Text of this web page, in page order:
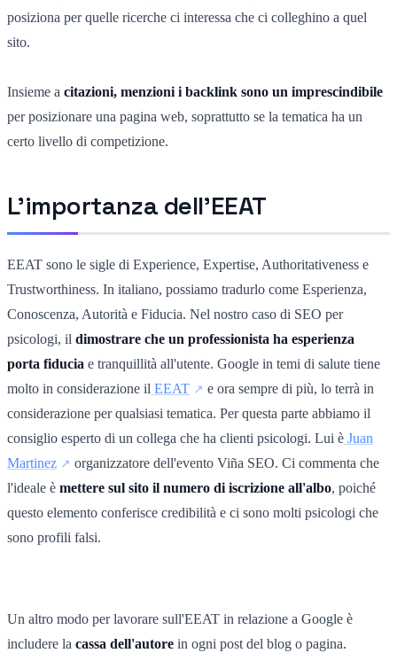
posiziona per quelle ricerche ci interessa che ci colleghino a quel
sito.
Insieme a citazioni, menzioni i backlink sono un imprescindibile
per posizionare una pagina web, soprattutto se la tematica ha un
certo livello di competizione.
L'importanza dell'EEAT
EEAT sono le sigle di Experience, Expertise, Authoritativeness e
Trustworthiness. In italiano, possiamo tradurlo come Esperienza,
Conoscenza, Autorità e Fiducia. Nel nostro caso di SEO per
psicologi, il dimostrare che un professionista ha esperienza
porta fiducia e tranquillità all'utente. Google in temi di salute tiene
molto in considerazione il EEAT
e ora sempre di più, lo terrà in
considerazione per qualsiasi tematica. Per questa parte abbiamo il
consiglio esperto di un collega che ha clienti psicologi. Lui è Juan
Martinez
organizzatore dell'evento Viña SEO. Ci commenta che
l'ideale è mettere sul sito il numero di iscrizione all'albo, poiché
questo elemento conferisce credibilità e ci sono molti psicologi che
sono profili falsi.
Un altro modo per lavorare sull'EEAT in relazione a Google è
includere la cassa dell'autore in ogni post del blog o pagina.